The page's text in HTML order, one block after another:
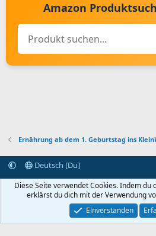
Amazon
Ernährung ab dem 1. Geburtstag ins
Deutsch [Du]
Kontakt aufnehmen
Bedingungen und
Startseite
R
S
Community platform by XenForo® © 2010-
Diese Seite verwendet Cookies. Indem du
erklärst du dich mit der Verwendung
Einverstanden